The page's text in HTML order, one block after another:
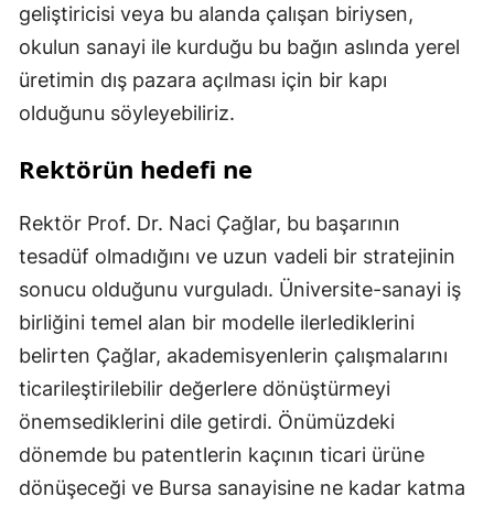
geliştiricisi veya bu alanda çalışan biriysen,
okulun sanayi ile kurduğu bu bağın aslında yerel
üretimin dış pazara açılması için bir kapı
olduğunu söyleyebiliriz.
Rektörün hedefi ne
Rektör Prof. Dr. Naci Çağlar, bu başarının
tesadüf olmadığını ve uzun vadeli bir stratejinin
sonucu olduğunu vurguladı. Üniversite-sanayi iş
birliğini temel alan bir modelle ilerlediklerini
belirten Çağlar, akademisyenlerin çalışmalarını
ticarileştirilebilir değerlere dönüştürmeyi
önemsediklerini dile getirdi. Önümüzdeki
dönemde bu patentlerin kaçının ticari ürüne
dönüşeceği ve Bursa sanayisine ne kadar katma